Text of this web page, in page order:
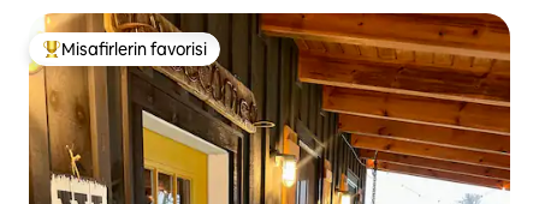
Misafirlerin favorilerinden en beğenilenler arasında
Misafirlerin favorisi